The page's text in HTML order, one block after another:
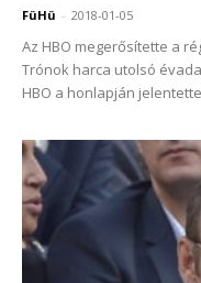
FüHü - 2018-01-05
Az HBO megerősítette a
Trónok harca utolsó
HBO a honlapján